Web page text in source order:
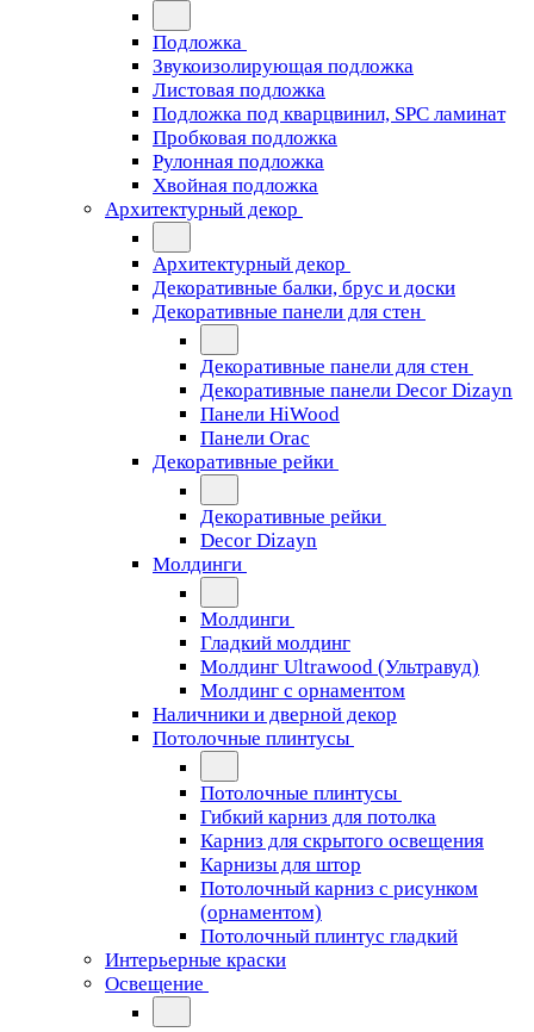
Подложка
Звукоизолирующая подложка
Листовая подложка
Подложка под кварцвинил, SPC ламинат
Пробковая подложка
Рулонная подложка
Хвойная подложка
Архитектурный декор
Архитектурный декор
Декоративные балки, брус и доски
Декоративные панели для стен
Декоративные панели для стен
Декоративные панели Decor Dizayn
Панели HiWood
Панели Orac
Декоративные рейки
Декоративные рейки
Decor Dizayn
Молдинги
Молдинги
Гладкий молдинг
Молдинг Ultrawood (Ультравуд)
Молдинг с орнаментом
Наличники и дверной декор
Потолочные плинтусы
Потолочные плинтусы
Гибкий карниз для потолка
Карниз для скрытого освещения
Карнизы для штор
Потолочный карниз с рисунком
(орнаментом)
Потолочный плинтус гладкий
Интерьерные краски
Освещение